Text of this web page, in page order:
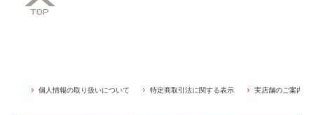
個人情報の取り扱いについて 特定商取引法に関する表示 実店舗のご案内